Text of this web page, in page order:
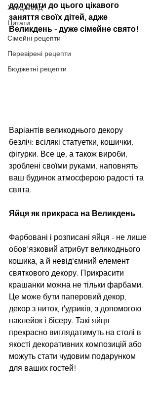
Хенд мейд
Цитати
Сімейні рецепти
Перевірені рецепти
Бюджетні рецепти
долучити до цього цікавого
заняття своїх дітей, адже
Великдень - дуже сімейне свято!
Варіантів великоднього декору
безліч: всілякі статуетки, кошички,
фігурки. Все це, а також вироби,
зроблені своїми руками, наповнять
ваш будинок атмосферою радості та
свята.
Яйця як прикраса на Великдень
Фарбовані і розписані яйця - не лише
обов'язковий атрибут великоднього
кошика, а й невід'ємний елемент
святкового декору. Прикрасити
крашанки можна не тільки фарбами.
Це може бути паперовий декор,
декор з ниток, ґудзиків, з допомогою
наклейок і бісеру. Такі яйця
прекрасно виглядатимуть на столі в
якості декоративних композицій або
можуть стати чудовим подарунком
для ваших гостей!